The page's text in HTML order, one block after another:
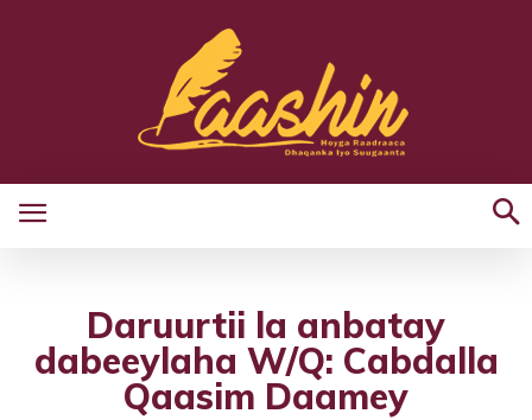
Daruurtii la anbatay
dabeeylaha W/Q: Cabdalla
Qaasim Daamey